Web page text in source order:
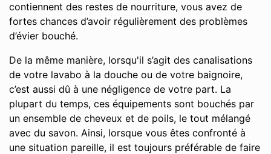
contiennent des restes de nourriture, vous avez de
fortes chances d’avoir régulièrement des problèmes
d’évier bouché.
De la même manière, lorsqu'il s’agit des canalisations
de votre lavabo à la douche ou de votre baignoire,
c’est aussi dû à une négligence de votre part. La
plupart du temps, ces équipements sont bouchés par
un ensemble de cheveux et de poils, le tout mélangé
avec du savon. Ainsi, lorsque vous êtes confronté à
une situation pareille, il est toujours préférable de faire